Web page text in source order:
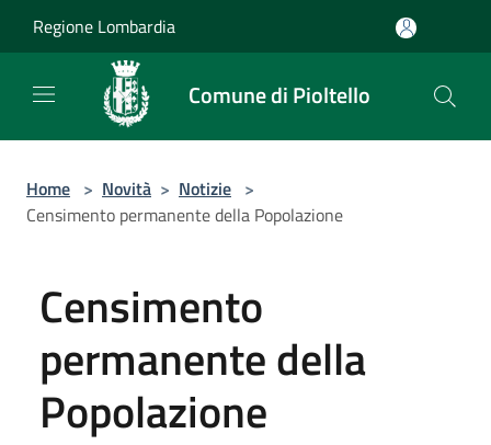
Regione Lombardia
Comune di Pioltello
Home > Novità > Notizie >
Censimento permanente della Popolazione
Censimento
permanente della
Popolazione